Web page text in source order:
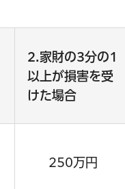
2.家財の3分の1
以上が損害を受
けた場合
250万円